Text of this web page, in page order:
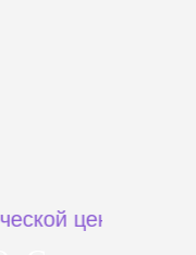
цены при заказе